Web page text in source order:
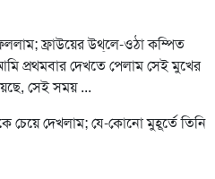
ফ্রাউয়ের উথ্‌লে-ওঠা কম্পিত
প্রথমবার দেখতে পেলাম সেই মুখের
সেই সময় ...
চেয়ে দেখলাম; যে-কোনো মুহূর্তে তিনি